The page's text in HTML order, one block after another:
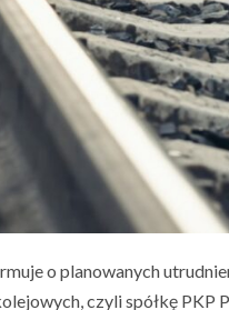
o planowanych
czyli spółkę PKP